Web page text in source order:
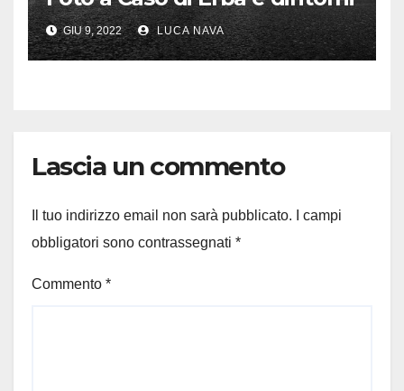
GIU 9, 2022 LUCA NAVA
Lascia un commento
Il tuo indirizzo email non sarà pubblicato.
I campi
obbligatori sono contrassegnati *
Commento *